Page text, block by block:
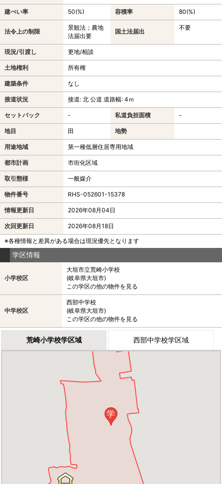
建ぺい率 50(%) 容積率 80(%)
法令上の制限
景観法；農地
法届出要
国土法届出
不要
現況/引渡し 更地/相談
土地権利 所有権
建築条件 なし
接道状況 接道: 北 公道 道路幅: 4ｍ
セットバック - 私道負担面積 -
地目 田 地勢
用途地域 第一種低層住居専用地域
都市計画 市街化区域
取引態様 一般媒介
物件番号 RHS-052601-15378
情報更新日 2026年08月04日
次回更新日
2026年08月18日
※各種情報と差異がある場合は現況優先となります
学区情報
小学校区
大垣市立荒崎小学校
(岐阜県大垣市)
この学区の他の物件を見る
中学校区
西部中学校
(岐阜県大垣市)
この学区の他の物件を見る
荒崎小学校学区域 西部中学校学区域
学